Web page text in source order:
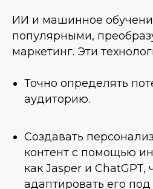
ИИ и машинное
популярными,
маркетинг. Эти
Точно определять
аудиторию.
Создавать
контент с помощью
как Jasper и ChatGPT,
адаптировать его